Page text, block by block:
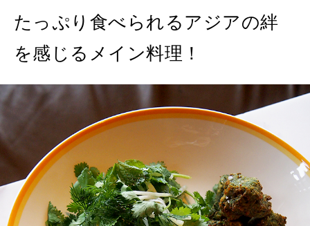
たっぷり食べられるアジアの絆
を感じるメイン料理！